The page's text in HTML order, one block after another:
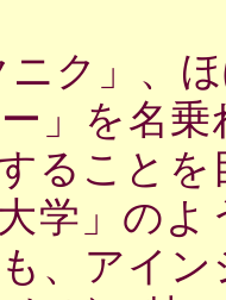
ニク」、
」を名
ること
学」の
、アイ